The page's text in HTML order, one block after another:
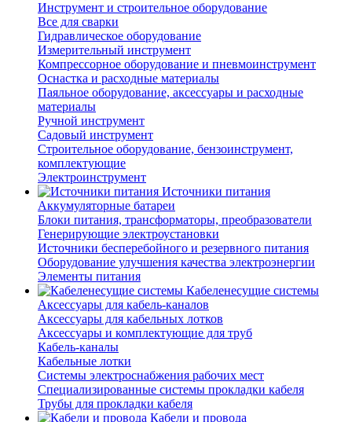
Инструмент и строительное оборудование
Все для сварки
Гидравлическое оборудование
Измерительный инструмент
Компрессорное оборудование и пневмоинструмент
Оснастка и расходные материалы
Паяльное оборудование, аксессуары и расходные
материалы
Ручной инструмент
Садовый инструмент
Строительное оборудование, бензоинструмент,
комплектующие
Электроинструмент
Источники питания
Аккумуляторные батареи
Блоки питания, трансформаторы, преобразователи
Генерирующие электроустановки
Источники бесперебойного и резервного питания
Оборудование улучшения качества электроэнергии
Элементы питания
Кабеленесущие системы
Аксессуары для кабель-каналов
Аксессуары для кабельных лотков
Аксессуары и комплектующие для труб
Кабель-каналы
Кабельные лотки
Системы электроснабжения рабочих мест
Специализированные системы прокладки кабеля
Трубы для прокладки кабеля
Кабели и провода